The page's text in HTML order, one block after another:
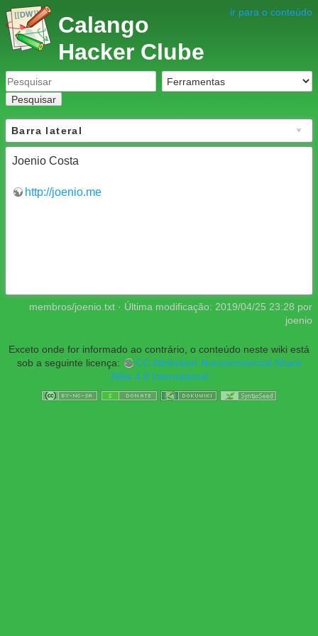
ir para o conteúdo
Calango
Hacker Clube
Pesquisar
Barra lateral
Joenio Costa
http://joenio.me
membros/joenio.txt · Última modificação: 2019/04/25 23:28 por
joenio
Exceto onde for informado ao contrário, o conteúdo neste wiki está
sob a seguinte licença:
CC Attribution-Noncommercial-Share
Alike 4.0 International